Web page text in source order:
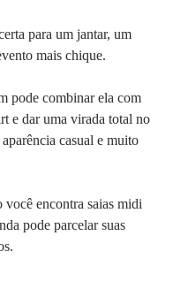
para um jantar, um
mais chique.
pode combinar ela com
e dar uma virada total no
casual e muito
encontra saias midi
pode parcelar suas